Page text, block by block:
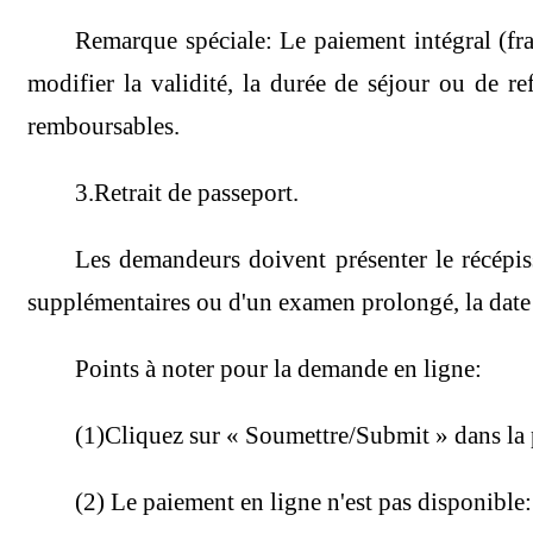
Remarque spéciale: Le paiement intégral
modifier la validité, la durée de séjour ou de
remboursables.
3.Retrait de passeport.
Les demandeurs doivent présenter le
supplémentaires ou d'un examen prolongé, la
Points à noter pour la demande en ligne:
(1)Cliquez sur « Soumettre/Submit » dans
(2) Le paiement en ligne n'est pas